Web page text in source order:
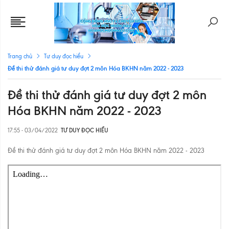
Trang chủ Tư duy đọc hiểu
Đề thi thử đánh giá tư duy đợt 2 môn Hóa BKHN năm 2022 - 2023
Đề thi thử đánh giá tư duy đợt 2 môn
Hóa BKHN năm 2022 - 2023
17:55 - 03/04/2022 TƯ DUY ĐỌC HIỂU
Đề thi thử đánh giá tư duy đợt 2 môn Hóa BKHN năm 2022 - 2023